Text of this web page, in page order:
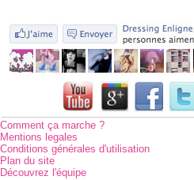
Comment ça marche ?
Mentions legales
Conditions générales d'utilisation
Plan du site
Découvrez l'équipe